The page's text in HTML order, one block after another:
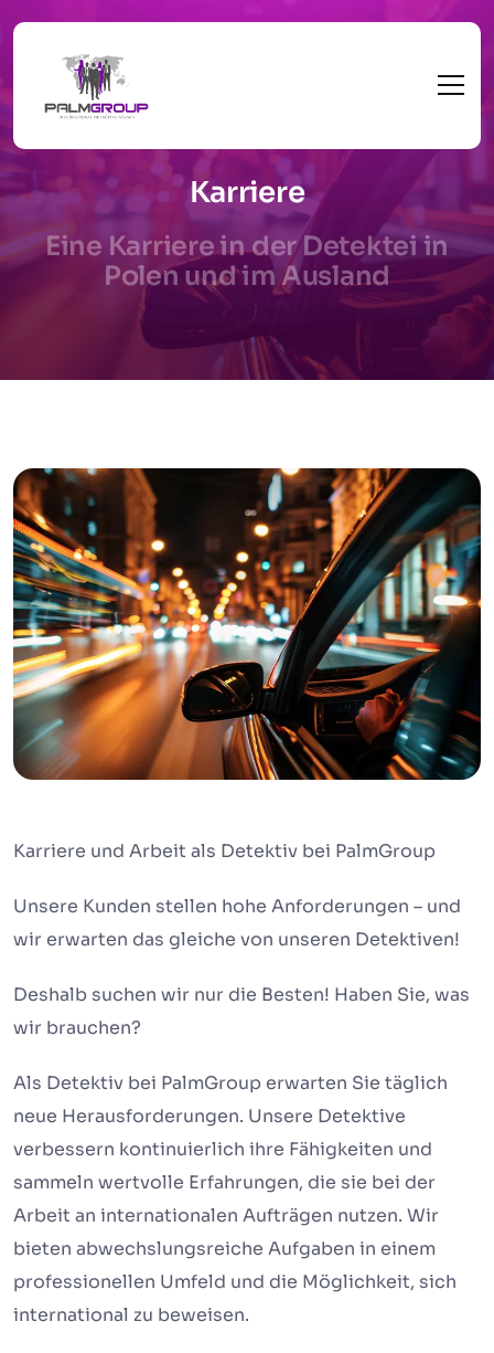
Karriere
Eine Karriere in der Detektei in
Polen und im Ausland
Karriere und Arbeit als Detektiv bei PalmGroup
Unsere Kunden stellen hohe Anforderungen – und
wir erwarten das gleiche von unseren Detektiven!
Deshalb suchen wir nur die Besten! Haben Sie, was
wir brauchen?
Als Detektiv bei PalmGroup erwarten Sie täglich
neue Herausforderungen. Unsere Detektive
verbessern kontinuierlich ihre Fähigkeiten und
sammeln wertvolle Erfahrungen, die sie bei der
Arbeit an internationalen Aufträgen nutzen. Wir
bieten abwechslungsreiche Aufgaben in einem
professionellen Umfeld und die Möglichkeit, sich
international zu beweisen.